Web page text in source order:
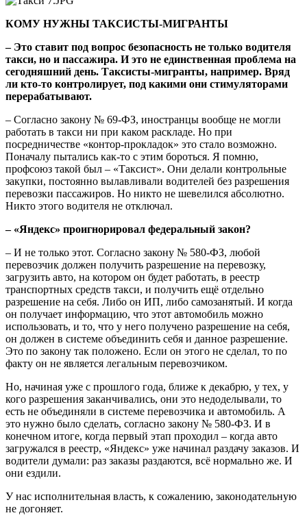
КОМУ НУЖНЫ ТАКСИСТЫ-МИГРАНТЫ
– Это ставит под вопрос безопасность не только водителя
такси, но и пассажира. И это не единственная проблема на
сегодняшний день. Таксисты-мигранты, например. Вряд
ли кто-то контролирует, под какими они стимуляторами
перерабатывают.
– Согласно закону № 69-ФЗ, иностранцы вообще не могли
работать в такси ни при каком раскладе. Но при
посредничестве «контор-прокладок» это стало возможно.
Поначалу пытались как-то с этим бороться. Я помню,
профсоюз такой был – «Таксист». Они делали контрольные
закупки, постоянно вылавливали водителей без разрешения
перевозки пассажиров. Но никто не шевелился абсолютно.
Никто этого водителя не отключал.
– «Яндекс» проигнорировал федеральный закон?
– И не только этот. Согласно закону № 580-ФЗ, любой
перевозчик должен получить разрешение на перевозку,
загрузить авто, на котором он будет работать, в реестр
транспортных средств такси, и получить ещё отдельно
разрешение на себя. Либо он ИП, либо самозанятый. И когда
он получает информацию, что этот автомобиль можно
использовать, и то, что у него получено разрешение на себя,
он должен в системе объединить себя и данное разрешение.
Это по закону так положено. Если он этого не сделал, то по
факту он не является легальным перевозчиком.
Но, начиная уже с прошлого года, ближе к декабрю, у тех, у
кого разрешения заканчивались, они это недоделывали, то
есть не объединяли в системе перевозчика и автомобиль. А
это нужно было сделать, согласно закону № 580-ФЗ. И в
конечном итоге, когда первый этап проходил – когда авто
загружался в реестр, «Яндекс» уже начинал раздачу заказов. И
водители думали: раз заказы раздаются, всё нормально же. И
они ездили.
У нас исполнительная власть, к сожалению, законодательную
не догоняет.